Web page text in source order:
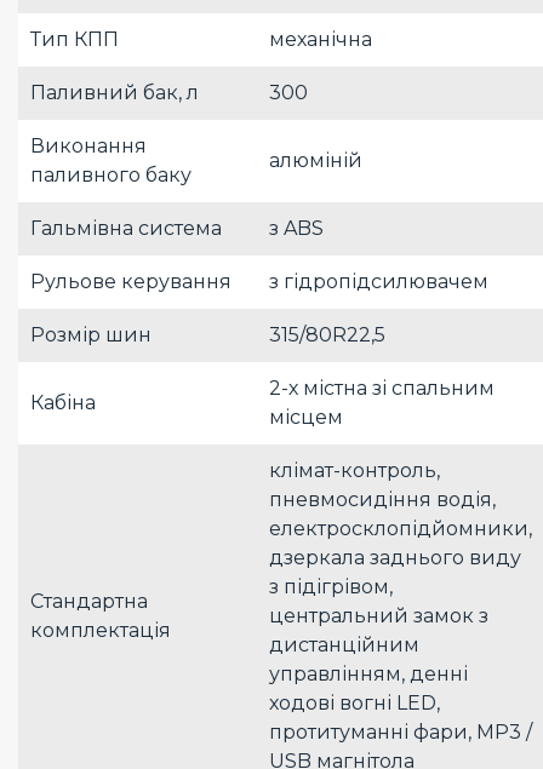
Тип КПП механічна
Паливний бак, л 300
Виконання
паливного баку
алюміній
Гальмівна система з ABS
Рульове керування з гідропідсилювачем
Розмір шин 315/80R22,5
Кабіна
2-х містна зі спальним
місцем
Стандартна
комплектація
клімат-контроль,
пневмосидіння водія,
електросклопідйомники,
дзеркала заднього виду
з підігрівом,
центральний замок з
дистанційним
управлінням, денні
ходові вогні LED,
протитуманні фари, МР3 /
USB магнітола